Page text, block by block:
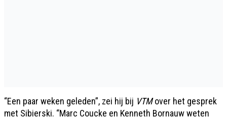
“Een paar weken geleden”, zei hij bij VTMover het gesprek
met Sibierski. “Marc Coucke en Kenneth Bornauw weten